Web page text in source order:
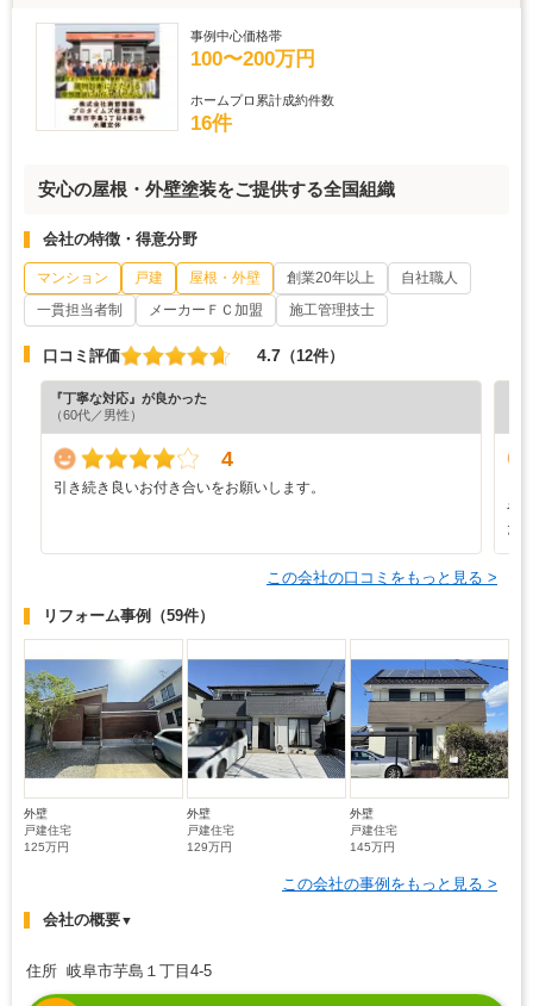
事例中心価格帯
100〜200万円
ホームプロ累計成約件数
16件
安心の屋根・外壁塗装をご提供する全国組織
会社の特徴・得意分野
マンション 戸建 屋根・外壁 創業20年以上
自社職人
一貫担当者制
メーカーＦＣ加盟 施工管理技士
口コミ評価 4.7 （12件）
『丁寧な対応』が良かった
（60代／男性）
4
引き続き良いお付き合いをお願いします。
や
た
この会社の口コミをもっと見る >
リフォーム事例 （59件）
外壁
戸建住宅
125万円
外壁
戸建住宅
129万円
外壁
戸建住宅
145万円
この会社の事例をもっと見る >
会社の概要▼
住所 岐阜市芋島１丁目4-5